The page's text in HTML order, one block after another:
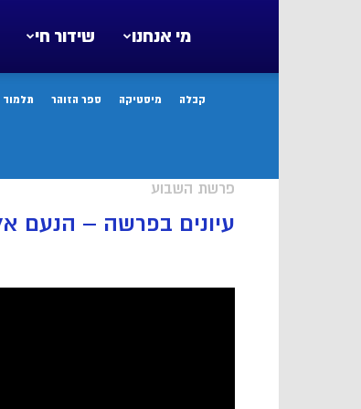
שידור חי מי אנחנו
קבלה מיסטיקה ספר הזוהר תלמוד
פרשת השבוע
עיונים בפרשה – הנעם